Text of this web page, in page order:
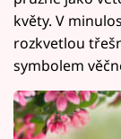
květy. V
rozkvetlou
symbolem